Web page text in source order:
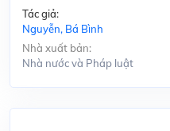
Tác giả:
Nguyễn, Bá Bình
Nhà xuất bản:
Nhà nước và Pháp luật